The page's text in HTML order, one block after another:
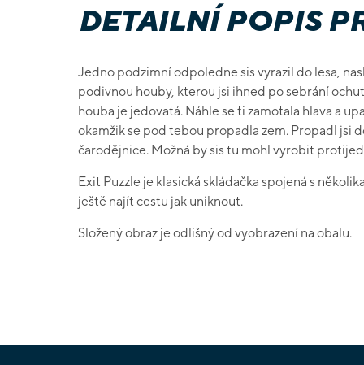
DETAILNÍ POPIS
Jedno podzimní odpoledne sis vyrazil do lesa,
podivnou houby, kterou jsi ihned po sebrání
houba je jedovatá. Náhle se ti zamotala hlava a
okamžik se pod tebou propadla zem. Propadl jsi
čarodějnice. Možná by sis tu mohl vyrobit
Exit Puzzle je klasická skládačka spojená s
ještě najít cestu jak uniknout.
Složený obraz je odlišný od vyobrazení na obalu.